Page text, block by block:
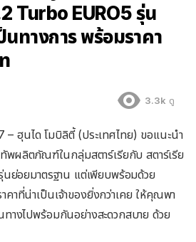
Turbo EURO5 รุ่น
นทางการ พร้อมราคา
3.3k ดู
ฮุนได โมบิลิตี้ (ประเทศไทย) ขอแนะนำ
พผลิตภัณฑ์ในกลุ่มสตาร์เรียกับ สตาร์เรีย
นย่อยมาตรฐาน แต่เพียบพร้อมด้วย
ที่น่าเป็นเจ้าของยิ่งกว่าเคย ให้คุณพา
างไปพร้อมกันอย่างสะดวกสบาย ด้วย